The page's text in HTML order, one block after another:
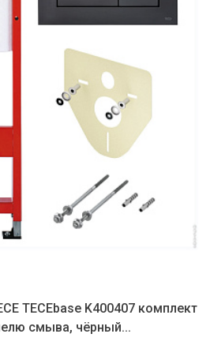
K400407 комплект
смыва, чёрный...